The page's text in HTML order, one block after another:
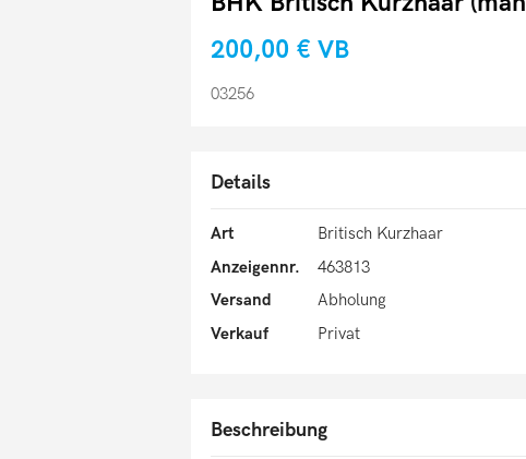
200,00 € VB
03256
Details
Art
Britisch Kurzhaar
Anzeigennr.
463813
Versand
Abholung
Verkauf
Privat
Beschreibung